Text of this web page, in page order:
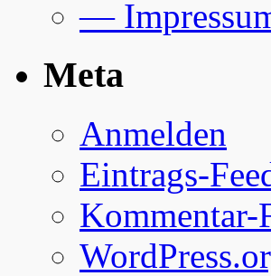
—
Meta
Anmelden
Eintrags-
Kommentar-